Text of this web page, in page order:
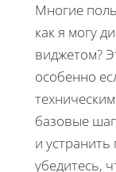
Многие
как я могу
виджетом?
особенно
базовые
и
убедитесь,